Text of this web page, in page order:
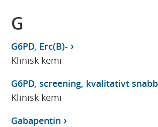
G
G6PD, Erc(B)-
Klinisk kemi
G6PD, screening, kvalitativt
Klinisk kemi
Gabapentin